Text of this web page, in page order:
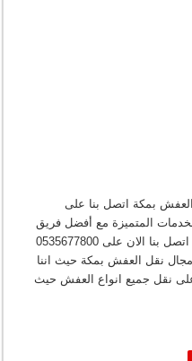
بمكة اتصل بنا على
الخدمات المتميزة مع أفضل فريق
عمل كامل ومدرب على أحدث الوسائل اتصل بنا الان على 0535677800
نقل العفش بمكة حيث اننا
نقل جميع انواع العفش حيث